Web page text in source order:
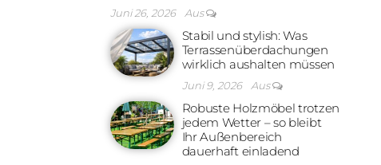
Juni 26, 2026 Aus
Stabil und stylish: Was
Terrassenüberdachungen
wirklich aushalten müssen
Juni 9, 2026 Aus
Robuste Holzmöbel trotzen
jedem Wetter – so bleibt
Ihr Außenbereich
dauerhaft einladend